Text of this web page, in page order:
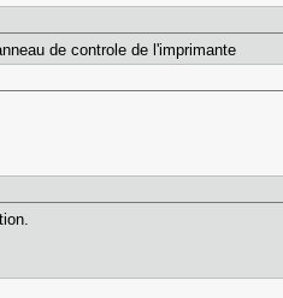
de controle de l'imprimante